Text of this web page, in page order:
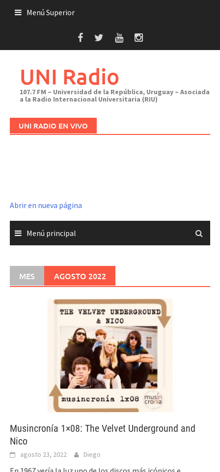
Menú Superior
UNI Radio
107.7 FM – Universidad de la República, Uruguay – Asociada
a la Radio Internacional Universitaria (RIU)
UNI RADIO EN VIVO
Abrir en nueva página
Menú principal
MES AGOSTO 2022
Musincronía 1×08: The Velvet Underground and
Nico
agosto 23, 2022 Diego